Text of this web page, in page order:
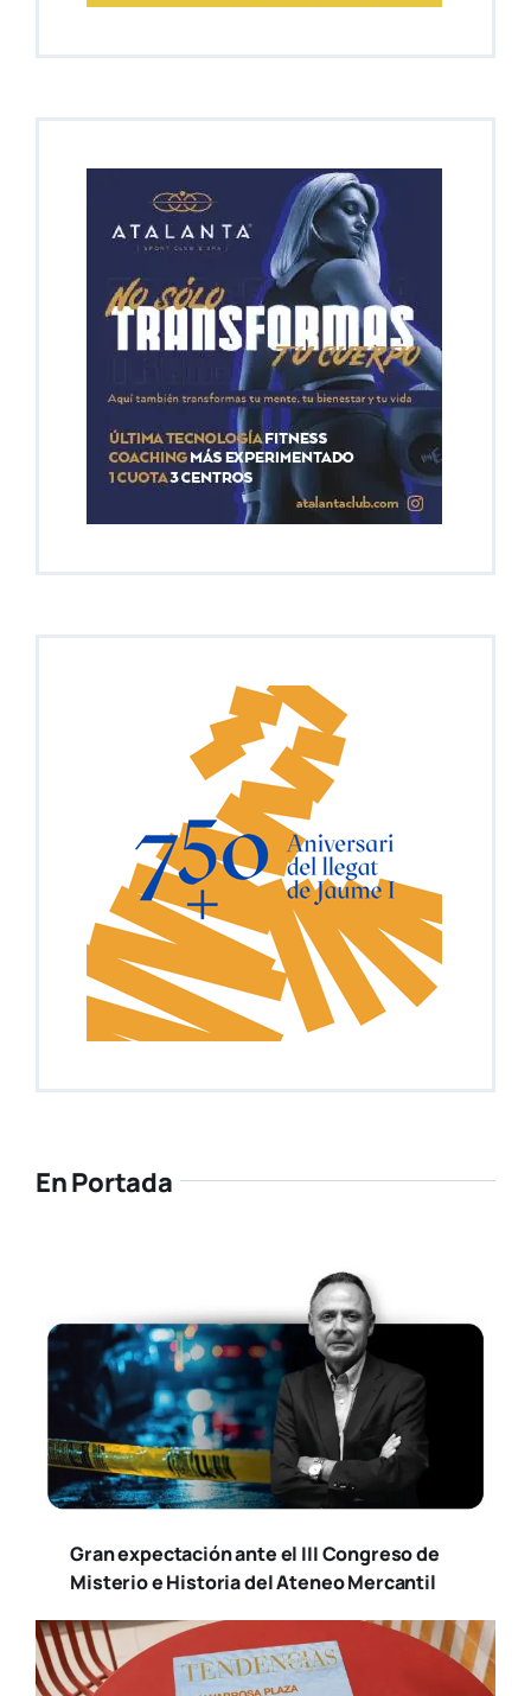
En Portada
Gran expectación ante el III Congreso de
Misterio e Historia del Ateneo Mercantil